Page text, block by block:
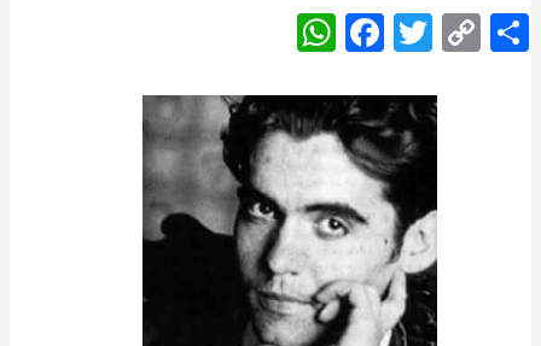
W
h
at
s
A
p
p
F
a
c
e
b
o
o
k
T
w
itt
C
o